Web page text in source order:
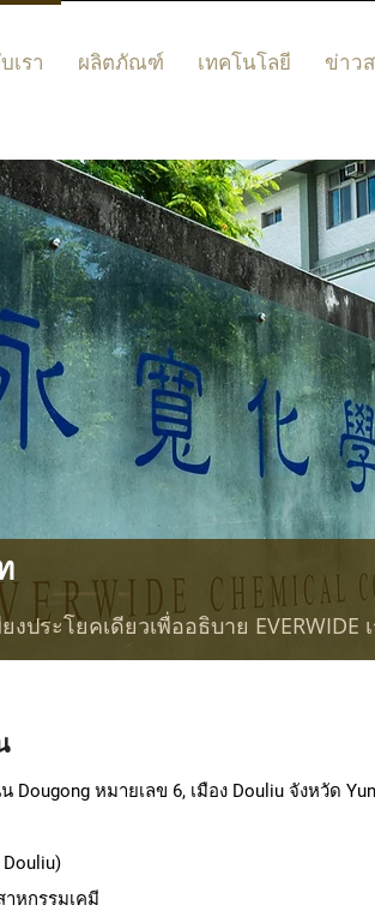
เรา ผลิตภัณฑ์ เทคโนโลยี ข่าว
งประโยคเดียวเพื่ออธิบาย
Dougong หมายเลข 6, เมือง Douliu จังหวัด
หกรรมเคมี